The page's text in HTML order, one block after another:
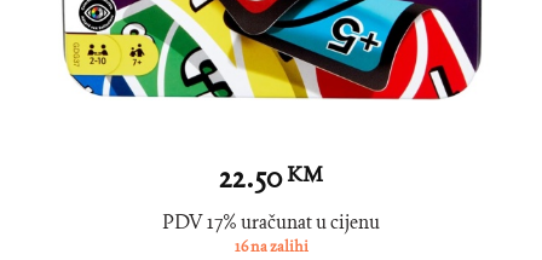
22.50KM
PDV 17% uračunat u cijenu
16 na zalihi